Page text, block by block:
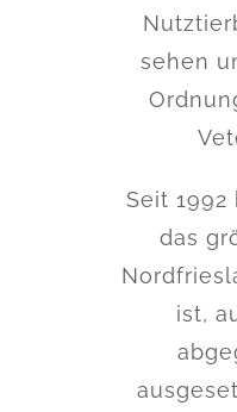
sehen
Seit
das
ist,